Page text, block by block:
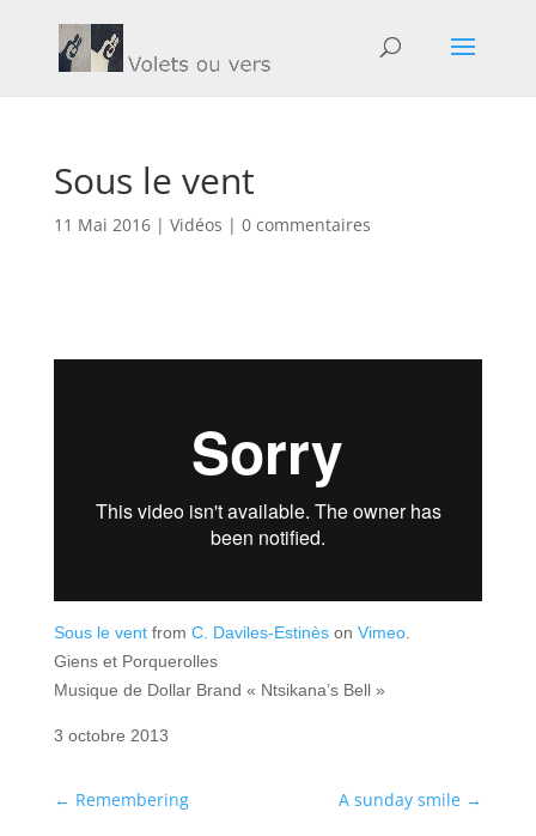
Sous le vent
11 Mai 2016| Vidéos | 0 commentaires
Sous le ventfrom C. Daviles-Estinèson Vimeo.
Giens et Porquerolles
Musique de Dollar Brand « Ntsikana’s Bell »
3 octobre 2013
← Remembering A sunday smile →